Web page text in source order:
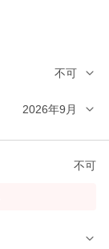
不可
2026年9月
不可